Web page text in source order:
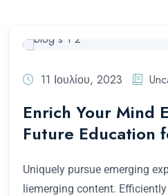
11 Ιουλίου, 2023
Enrich Your Mind
Future Education
Uniquely pursue emerging
liemerging content.